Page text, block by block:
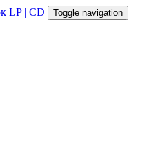
LP | CD Toggle navigation